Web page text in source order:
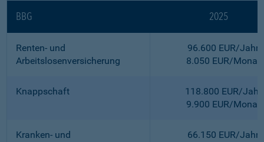
BBG 2025
Renten- und
Arbeitslosenversicherung
96.600 EUR/Jahr
8.050 EUR/Monat
Knappschaft
118.800 EUR/Jahr
9.900 EUR/Monat
Kranken- und
66.150 EUR/Jahr